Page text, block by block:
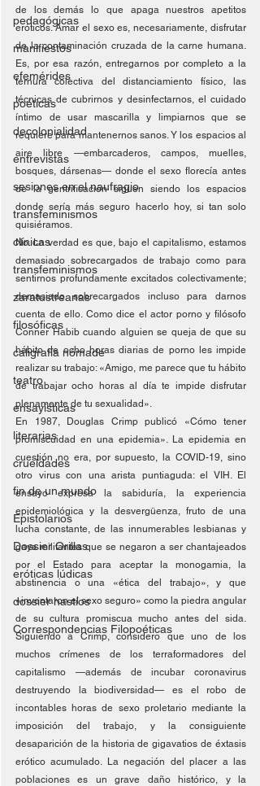
pedagógicas
manifiestos
efemérides
poéticas
decolonialidad
entrevistas
sesiones en el naufragio
transfeminismos
clínicas
transfeminismos
zaratustreanas
filosóficas
caligrafía nómade
teatro
ensayísticas
literarias
crueldades
fin de un mundo
Epistolarios
Dossier Orillas
eróticas lúdicas
dossier hastíos
Correspondencias Filopoéticas
de los demás lo que apaga nuestros apetitos
eróticos. Amar el sexo es, necesariamente, disfrutar
de la contaminación cruzada de la carne humana.
Es, por esa razón, entregarnos por completo a la
ternura colectiva del distanciamiento físico, las
técnicas de cubrirnos y desinfectarnos, el cuidado
íntimo de usar mascarilla y limpiarnos que se
requiere para mantenernos sanos. Y los espacios al
aire libre —embarcaderos, campos, muelles,
bosques, dársenas— donde el sexo florecía antes
de la gentrificación siguen siendo los espacios
donde sería más seguro hacerlo hoy, si tan solo
quisiéramos.
No. La verdad es que, bajo el capitalismo, estamos
demasiado sobrecargados de trabajo como para
sentirnos profundamente excitados colectivamente;
demasiado sobrecargados incluso para darnos
cuenta de ello. Como dice el actor porno y filósofo
Conner Habib cuando alguien se queja de que su
hábito de ocho horas diarias de porno les impide
realizar su trabajo: «Amigo, me parece que tu hábito
de trabajar ocho horas al día te impide disfrutar
plenamente de tu sexualidad».
En 1987, Douglas Crimp publicó «Cómo tener
promiscuidad en una epidemia». La epidemia en
cuestión no era, por supuesto, la COVID-19, sino
otro virus con una arista puntiaguda: el VIH. El
ensayo expresa la sabiduría, la experiencia
epidemiológica y la desvergüenza, fruto de una
lucha constante, de las innumerables lesbianas y
gays militantes que se negaron a ser chantajeados
por el Estado para aceptar la monogamia, la
abstinencia o una «ética del trabajo», y que
«inventaron el sexo seguro» como la piedra angular
de su cultura promiscua mucho antes del sida.
Siguiendo a Crimp, considero que uno de los
muchos crímenes de los terraformadores del
capitalismo —además de incubar coronavirus
destruyendo la biodiversidad— es el robo de
incontables horas de sexo proletario mediante la
imposición del trabajo, y la consiguiente
desaparición de la historia de gigavatios de éxtasis
erótico acumulado. La negación del placer a las
poblaciones es un grave daño histórico, y la